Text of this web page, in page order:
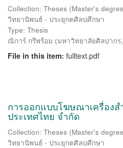
Collection: Theses (Master's
วิทยานิพนธ์ - ประยุกตศิลปศึกษา
Type: Thesis
ณิการ์ กรีพร้อม (มหาวิทยาลัยศิลปากร,
File in this item: fulltext.pdf
การออกแบบโฆษณาเครื่อง
ประเทศไทย จำกัด
Collection: Theses (Master's
วิทยานิพนธ์ - ประยุกตศิลปศึกษา